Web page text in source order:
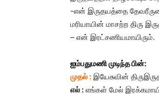
-என் இருதயத்தை
மரியாயின் மாசற்ற திரு
– என் இரட்சணியமாயிரும்.
ஐம்பதுமணி முடிந்த பின்:
முதல் : இயேசுவின்
எல் : எங்கள் மேல்